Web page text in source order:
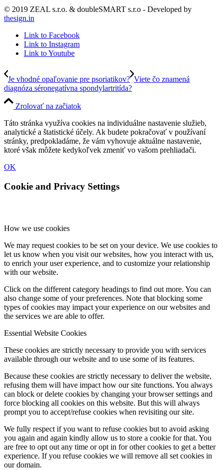
© 2019 ZEAL s.r.o. & doubleSMART s.r.o - Developed by
thesign.in
Link to Facebook
Link to Instagram
Link to Youtube
Je vhodné opaľovanie pre psoriatikov? Viete čo znamená
diagnóza séronegatívna spondylartritída?
Zrolovať na začiatok
Táto stránka využíva cookies na individuálne nastavenie služieb,
analytické a štatistické účely. Ak budete pokračovať v používaní
stránky, predpokladáme, že vám vyhovuje aktuálne nastavenie,
ktoré však môžete kedykoľvek zmeniť vo vašom prehliadači.
OK
Cookie and Privacy Settings
How we use cookies
We may request cookies to be set on your device. We use cookies to
let us know when you visit our websites, how you interact with us,
to enrich your user experience, and to customize your relationship
with our website.
Click on the different category headings to find out more. You can
also change some of your preferences. Note that blocking some
types of cookies may impact your experience on our websites and
the services we are able to offer.
Essential Website Cookies
These cookies are strictly necessary to provide you with services
available through our website and to use some of its features.
Because these cookies are strictly necessary to deliver the website,
refusing them will have impact how our site functions. You always
can block or delete cookies by changing your browser settings and
force blocking all cookies on this website. But this will always
prompt you to accept/refuse cookies when revisiting our site.
We fully respect if you want to refuse cookies but to avoid asking
you again and again kindly allow us to store a cookie for that. You
are free to opt out any time or opt in for other cookies to get a better
experience. If you refuse cookies we will remove all set cookies in
our domain.